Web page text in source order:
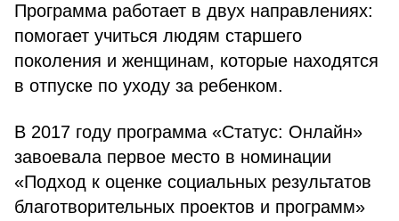
Программа работает в двух направлениях:
помогает учиться людям старшего
поколения и женщинам, которые находятся
в отпуске по уходу за ребенком.
В 2017 году программа «Статус: Онлайн»
завоевала первое место в номинации
«Подход к оценке социальных результатов
благотворительных проектов и программ»